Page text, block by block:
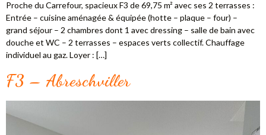
Proche du Carrefour, spacieux F3 de 69,75 m² avec ses 2 terrasses :
Entrée – cuisine aménagée & équipée (hotte – plaque – four) –
grand séjour – 2 chambres dont 1 avec dressing – salle de bain avec
douche et WC – 2 terrasses – espaces verts collectif. Chauffage
individuel au gaz. Loyer : […]
F3 – Abreschviller